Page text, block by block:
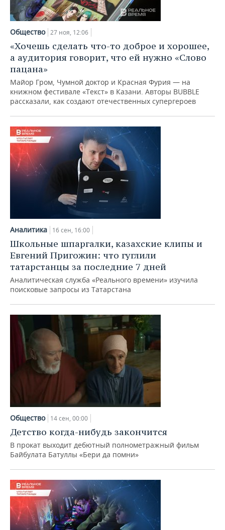
Общество 27 ноя, 12:06
«Хочешь сделать что-то доброе и хорошее,
а аудитория говорит, что ей нужно «Слово
пацана»
Майор Гром, Чумной доктор и Красная Фурия — на
книжном фестивале «Текст» в Казани. Авторы BUBBLE
рассказали, как создают отечественных супергероев
Аналитика 16 сен, 16:00
Школьные шпаргалки, казахские клипы и
Евгений Пригожин: что гуглили
татарстанцы за последние 7 дней
Аналитическая служба «Реального времени» изучила
поисковые запросы из Татарстана
Общество 14 сен, 00:00
Детство когда-нибудь закончится
В прокат выходит дебютный полнометражный фильм
Байбулата Батуллы «Бери да помни»